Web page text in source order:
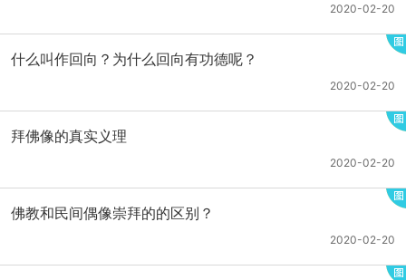
2020-02-20
什么叫作回向？为什么回向有功德呢？
2020-02-20
拜佛像的真实义理
2020-02-20
佛教和民间偶像崇拜的的区别？
2020-02-20